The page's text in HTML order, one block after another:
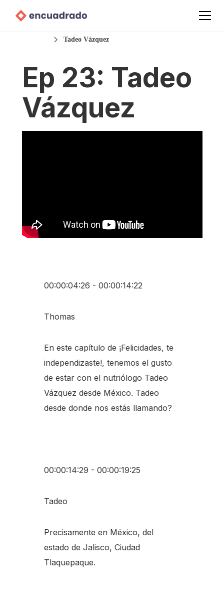
Tadeo Vázquez
Ep 23: Tadeo
Vázquez
00:00:04:26 - 00:00:14:22
Thomas
En este capítulo de ¡Felicidades, te
independizaste!, tenemos el gusto
de estar con el nutriólogo Tadeo
Vázquez desde México. Tadeo
desde donde nos estás llamando?
00:00:14:29 - 00:00:19:25
Tadeo
Precisamente en México, del
estado de Jalisco, Ciudad
Tlaquepaque.